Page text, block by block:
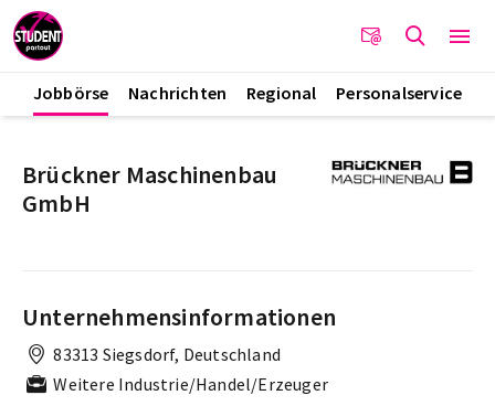
Jobbörse Nachrichten Regional Personalservice
Brückner Maschinenbau
GmbH
Unternehmensinformationen
83313 Siegsdorf, Deutschland
Weitere Industrie/Handel/Erzeuger